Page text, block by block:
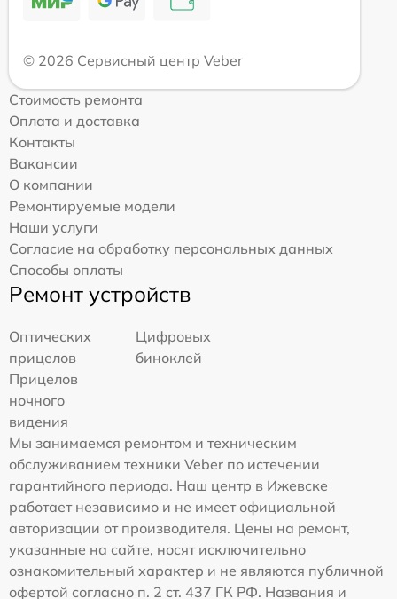
© 2026 Сервисный центр Veber
Стоимость ремонта
Оплата и доставка
Контакты
Вакансии
О компании
Ремонтируемые модели
Наши услуги
Согласие на обработку персональных данных
Способы оплаты
Ремонт устройств
Оптических
прицелов
Цифровых
биноклей
Прицелов
ночного
видения
Мы занимаемся ремонтом и техническим
обслуживанием техники Veber по истечении
гарантийного периода. Наш центр в Ижевске
работает независимо и не имеет официальной
авторизации от производителя. Цены на ремонт,
указанные на сайте, носят исключительно
ознакомительный характер и не являются публичной
офертой согласно п. 2 ст. 437 ГК РФ. Названия и